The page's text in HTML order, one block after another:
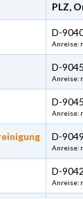
PLZ,
D-
Anreise:
D-
Anreise:
D-
Anreise:
D-
Anreise:
D-
Anreise: